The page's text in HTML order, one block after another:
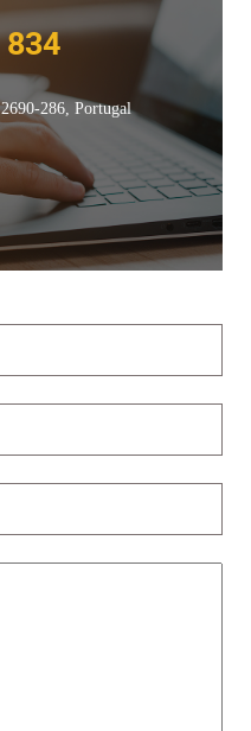
2690-286, Portugal